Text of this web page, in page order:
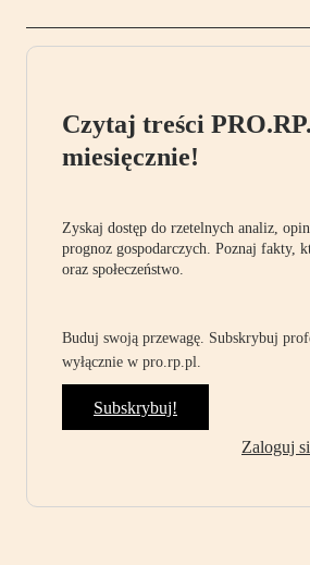
Czytaj treści
miesięcznie!
Zyskaj dostęp do rzetelnych analiz,
prognoz gospodarczych. Poznaj fakty,
oraz społeczeństwo.
Buduj swoją przewagę. Subskrybuj
wyłącznie w pro.rp.pl.
Subskrybuj!
Zaloguj